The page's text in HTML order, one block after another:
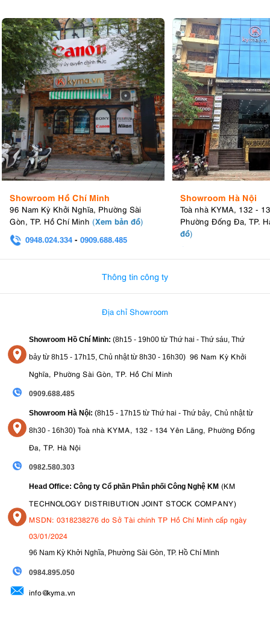
Showroom Hồ Chí Minh
96 Nam Kỳ Khởi Nghĩa, Phường Sài
Gòn, TP. Hồ Chí Minh (Xem bản đồ)
0948.024.334 - 0909.688.485
Showroom Hà Nội
Toà nhà KYMA, 132 -
Phường Đống Đa, TP.
đồ)
Thông tin công ty
Địa chỉ Showroom
Showroom Hồ Chí Minh: (8h15 - 19h00 từ Thứ hai - Thứ sáu, Thứ
bảy từ 8h15 - 17h15, Chủ nhật từ 8h30 - 16h30) 96 Nam Kỳ Khởi
Nghĩa, Phường Sài Gòn, TP. Hồ Chí Minh
0909.688.485
Showroom Hà Nội: (8h15 - 17h15 từ Thứ hai - Thứ bảy, Chủ nhật từ
8h30 - 16h30) Toà nhà KYMA, 132 - 134 Yên Lãng, Phường Đống
Đa, TP. Hà Nội
0982.580.303
Head Office: Công ty Cổ phần Phân phối Công Nghệ KM (KM
TECHNOLOGY DISTRIBUTION JOINT STOCK COMPANY)
MSDN: 0318238276 do Sở Tài chính TP Hồ Chí Minh cấp ngày
03/01/2024
96 Nam Kỳ Khởi Nghĩa, Phường Sài Gòn, TP. Hồ Chí Minh
0984.895.050
info@kyma.vn